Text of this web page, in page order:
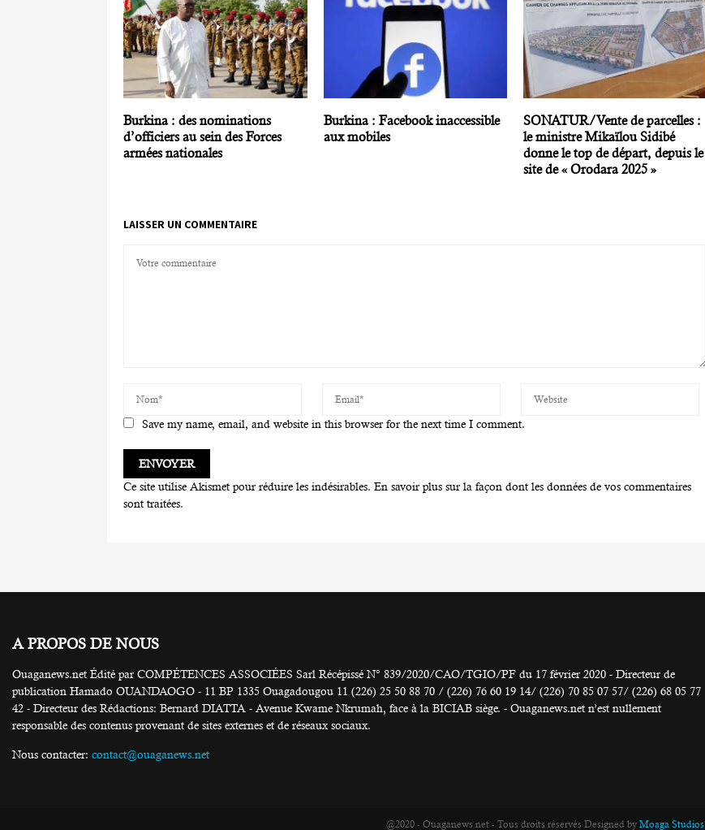
Burkina : des nominations
d’officiers au sein des Forces
armées nationales
Burkina : Facebook inaccessible
aux mobiles
SONATUR/Vente de parcelles :
le ministre Mikaïlou Sidibé
donne le top de départ, depuis le
site de « Orodara 2025 »
LAISSER UN COMMENTAIRE
Save my name, email, and website in this browser for the next time I comment.
Ce site utilise Akismet pour réduire les indésirables. En savoir plus sur la façon dont les données de vos commentaires
sont traitées.
A PROPOS DE NOUS
Ouaganews.net Édité par COMPÉTENCES ASSOCIÉES Sarl Récépissé N° 839/2020/CAO/TGIO/PF du 17 février 2020 - Directeur de
publication Hamado OUANDAOGO - 11 BP 1335 Ouagadougou 11 (226) 25 50 88 70 / (226) 76 60 19 14/ (226) 70 85 07 57/ (226) 68 05 77
42 - Directeur des Rédactions: Bernard DIATTA - Avenue Kwame Nkrumah, face à la BICIAB siège. - Ouaganews.net n’est nullement
responsable des contenus provenant de sites externes et de réseaux sociaux.
Nous contacter: contact@ouaganews.net
@2020 - Ouaganews.net - Tous droits réservés Designed by Moaga Studios